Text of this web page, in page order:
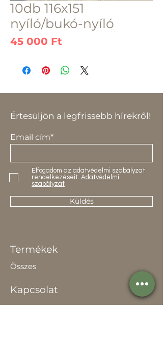
10db 116x151
nyíló/bukó-nyíló
45 000 Ft
Értesüljön a legfrissebb hírekről!
Email cím*
Elfogadom az adatvédelmi szabályzat
rendelkezéseit. Adatvédelmi
szabályzat
Küldés
Termékek
Összes
Kapcsolat
Elérhetőség